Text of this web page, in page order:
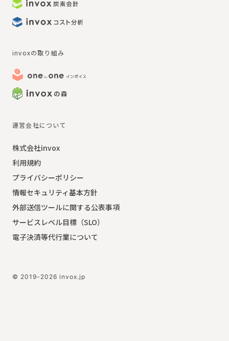
invoxの取り組み
運営会社について
株式会社invox
利用規約
プライバシーポリシー
情報セキュリティ基本方針
外部送信ツールに関する公表事項
サービスレベル目標（SLO）
電子決済等代行業について
© 2019-2026 invox.jp